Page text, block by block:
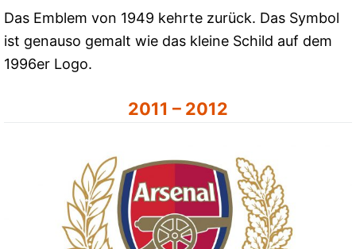
Das Emblem von 1949 kehrte zurück. Das Symbol
ist genauso gemalt wie das kleine Schild auf dem
1996er Logo.
2011 – 2012